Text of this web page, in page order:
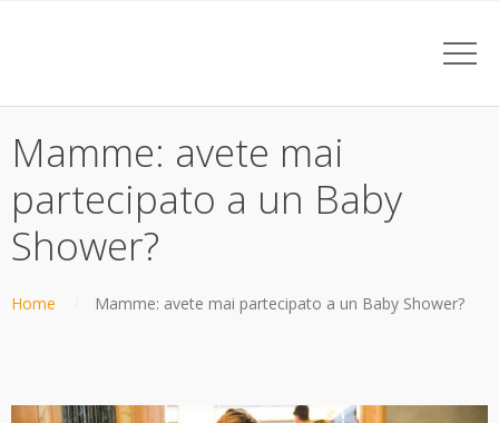
Mamme: avete mai
partecipato a un Baby
Shower?
Home Mamme: avete mai partecipato a un Baby Shower?